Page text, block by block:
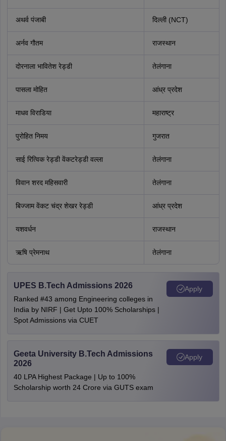
अथर्व पंजाबी दिल्ली (NCT)
अर्नव गौतम राजस्थान
दोरनाला भावितेश रेड्डी तेलंगाना
पासला मोहित आंध्र प्रदेश
माधव विराडिया महाराष्ट्र
पुरोहित निमय गुजरात
साई रित्विक रेड्डी वेंकटरेड्डी वल्ला तेलंगाना
विवान शरद महिसवारी तेलंगाना
बिज्जाम वेंकट चंद्र शेखर रेड्डी आंध्र प्रदेश
यशवर्धन राजस्थान
ऋषि प्रेमनाथ तेलंगाना
UPES B.Tech Admissions 2026
Ranked #43 among Engineering colleges in
India by NIRF | Get Upto 100% Scholarships |
Spot Admissions via CUET
Apply
Geeta University B.Tech Admissions
2026
40 LPA Highest Package | Up to 100%
Scholarship worth 24 Crore via GUTS exam
Apply